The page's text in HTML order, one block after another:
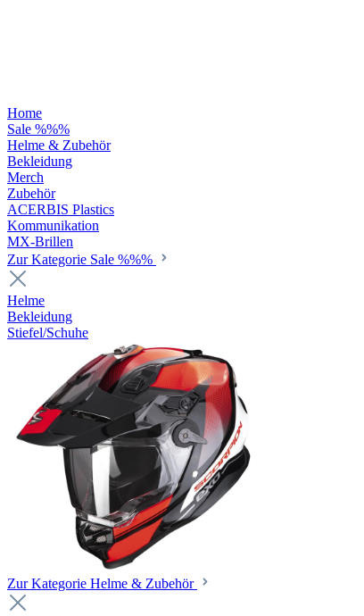
Home
Sale %%%
Helme & Zubehör
Bekleidung
Merch
Zubehör
ACERBIS Plastics
Kommunikation
MX-Brillen
Zur Kategorie Sale %%%
Helme
Bekleidung
Stiefel/Schuhe
Zur Kategorie Helme & Zubehör